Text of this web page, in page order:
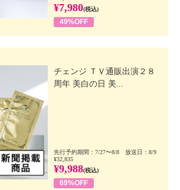
¥7,980(税込)
49%OFF
チェンジ ＴＶ通販出演２８
周年 美白の日 美...
先行予約期間：7/27〜8/8 放送日：8/9
¥32,835
¥9,988(税込)
69%OFF